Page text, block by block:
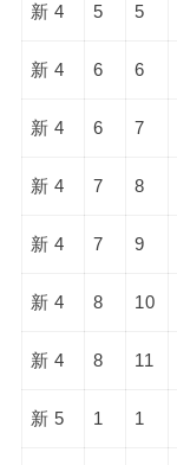
新 4 5 5
新 4 6 6
新 4 6 7
新 4 7 8
新 4 7 9
新 4 8 10
新 4 8 11
新 5 1 1